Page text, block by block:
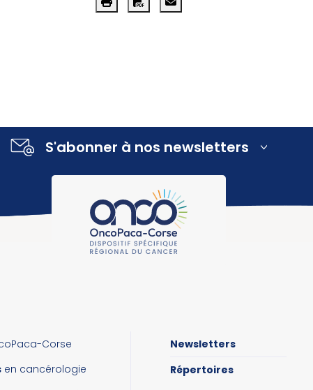
S'abonner à nos newsletters
Corse
en cancérologie
Newsletters
Répertoires